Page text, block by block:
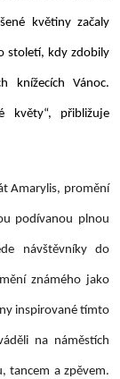
květiny začaly
století, kdy zdobily
knížecích Vánoc.
květy“, přibližuje
Amarylis, promění
podívanou plnou
návštěvníky do
známého jako
inspirované tímto
na náměstích
tancem a zpěvem.